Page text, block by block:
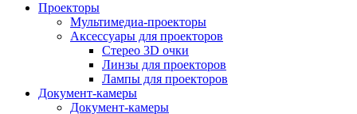
Проекторы
Мультимедиа-проекторы
Аксессуары для проекторов
Стерео 3D очки
Линзы для проекторов
Лампы для проекторов
Документ-камеры
Документ-камеры